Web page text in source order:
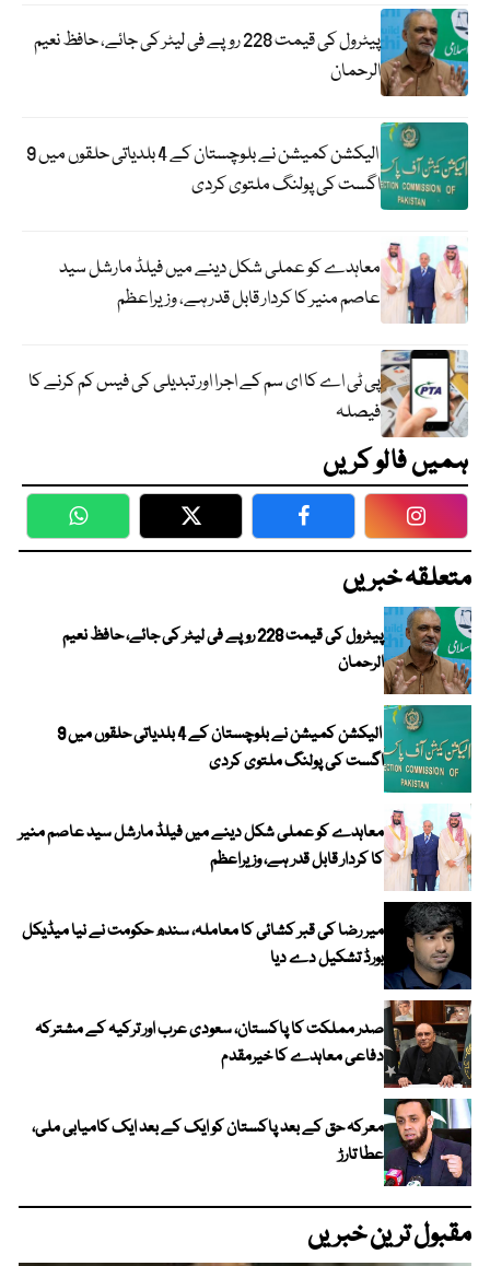
پیٹرول کی قیمت 228 روپے فی لیٹر کی جائے، حافظ نعیم
الرحمان
الیکشن کمیشن نے بلوچستان کے 4 بلدیاتی حلقوں میں 9
اگست کی پولنگ ملتوی کردی
معاہدے کو عملی شکل دینے میں فیلڈ مارشل سید
عاصم منیر کا کردار قابل قدر ہے، وزیراعظم
پی ٹی اے کا ای سم کے اجرا اور تبدیلی کی فیس کم کرنے کا
فیصلہ
ہمیں فالو کریں
WhatsApp Twitter Facebook
متعلقہ خبریں
پیٹرول کی قیمت 228 روپے فی لیٹر کی جائے، حافظ نعیم
الرحمان
الیکشن کمیشن نے بلوچستان کے 4 بلدیاتی حلقوں میں 9
اگست کی پولنگ ملتوی کردی
معاہدے کو عملی شکل دینے میں فیلڈ مارشل سید عاصم منیر
کا کردار قابل قدر ہے، وزیراعظم
میر رضا کی قبر کشائی کا معاملہ، سندھ حکومت نے نیا میڈیکل
بورڈ تشکیل دے دیا
صدر مملکت کا پاکستان، سعودی عرب اور ترکیہ کے مشترکہ
دفاعی معاہدے کا خیرمقدم
معرکہ حق کے بعد پاکستان کو ایک کے بعد ایک کامیابی ملی،
عطا تارڑ
مقبول ترین خبریں